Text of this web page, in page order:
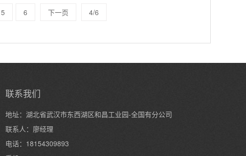
5 6 下一页 4/6
联系我们
地址：湖北省武汉市东西湖区和昌工业园-全国有分公司
联系人：廖经理
电话：18154309893